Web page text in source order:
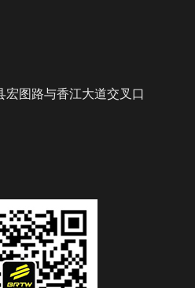
宏图路与香江大道交叉口